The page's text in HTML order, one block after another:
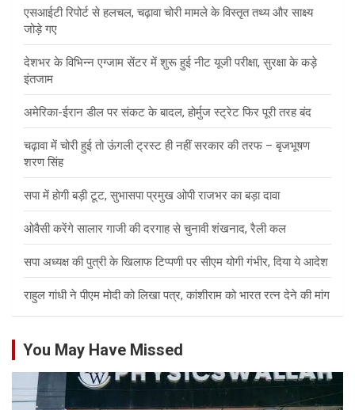
एसआईटी रिपोर्ट से हलचल, चढ़ावा चोरी मामले के विस्तृत तथ्य और साक्ष्य
जोड़े गए
देशभर के विभिन्न एग्जाम सेंटर में शुरू हुई नीट यूजी परीक्षा, सुरक्षा के कड़े
इंतजाम
अमेरिका-ईरान डील पर संकट के बादल, होर्मुज स्ट्रेट फिर पूरी तरह बंद
चढ़ावा में चोरी हुई तो ऊंगली ट्रस्ट ही नहीं सरकार की तरफ – बृजभूषण
शरण सिंह
सपा में होगी बड़ी टूट, सुभासपा प्रमुख ओपी राजभर का बड़ा दावा
ओवैसी करेंगे सालार गाजी की दरगाह से चुनावी शंखनाद, रैली कल
सपा अध्यक्ष की पुत्री के खिलाफ टिप्पणी पर सीएम योगी गंभीर, दिया ये आदेश
राहुल गांधी ने पीएम मोदी को लिखा पत्र, कांशीराम को भारत रत्न देने की मांग
You May Have Missed